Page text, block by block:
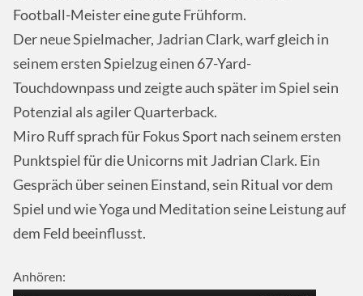
Football-Meister eine gute Frühform.
Der neue Spielmacher, Jadrian Clark, warf gleich in
seinem ersten Spielzug einen 67-Yard-
Touchdownpass und zeigte auch später im Spiel sein
Potenzial als agiler Quarterback.
Miro Ruff sprach für Fokus Sport nach seinem ersten
Punktspiel für die Unicorns mit Jadrian Clark. Ein
Gespräch über seinen Einstand, sein Ritual vor dem
Spiel und wie Yoga und Meditation seine Leistung auf
dem Feld beeinflusst.
Anhören: